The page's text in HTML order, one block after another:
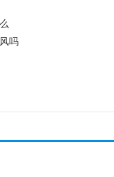
吗